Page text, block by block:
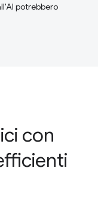
potrebbero
con